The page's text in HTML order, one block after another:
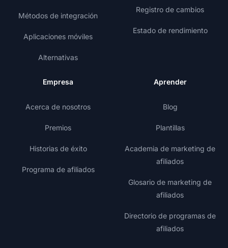
Métodos de integración
Aplicaciones móviles
Alternativas
Registro de cambios
Estado de rendimiento
Empresa
Acerca de nosotros
Premios
Historias de éxito
Programa de afiliados
Aprender
Blog
Plantillas
Academia de marketing de
afiliados
Glosario de marketing de
afiliados
Directorio de programas de
afiliados